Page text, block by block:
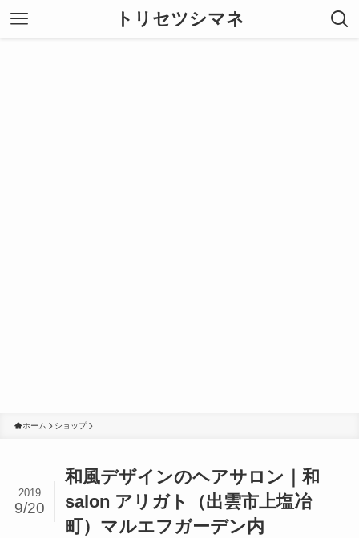
トリセツシマネ
ホーム ショップ
和風デザインのヘアサロン｜和
salon アリガト（出雲市上塩冶
町）マルエフガーデン内
2019
9/20